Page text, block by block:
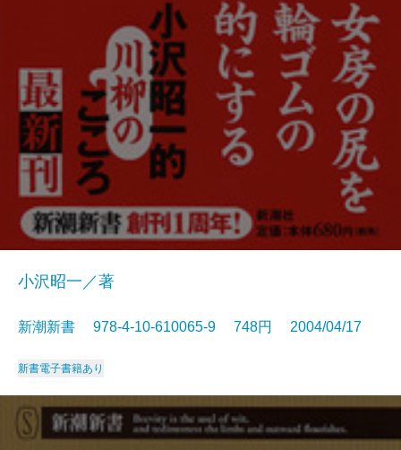
小沢昭一／著
新潮新書 978-4-10-610065-9 748円 2004/04/17
新書電子書籍あり